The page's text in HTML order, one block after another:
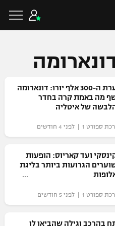
סערת ה-300 אלף יורו: דונארומה
מה באמת קרה בחדר
של איטליה
1 | לפני 4 חודשים
ועד קאריוס: הופעות
הגרועות ביותר בליגת
1 | לפני 5 חודשים
בהרכב וגילה שהביאו לו